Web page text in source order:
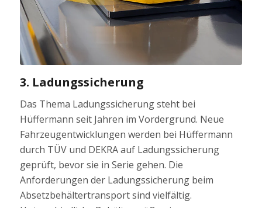
3. Ladungssicherung
Das Thema Ladungssicherung steht bei
Hüffermann seit Jahren im Vordergrund. Neue
Fahrzeugentwicklungen werden bei Hüffermann
durch TÜV und DEKRA auf Ladungssicherung
geprüft, bevor sie in Serie gehen. Die
Anforderungen der Ladungssicherung beim
Absetzbehältertransport sind vielfältig.